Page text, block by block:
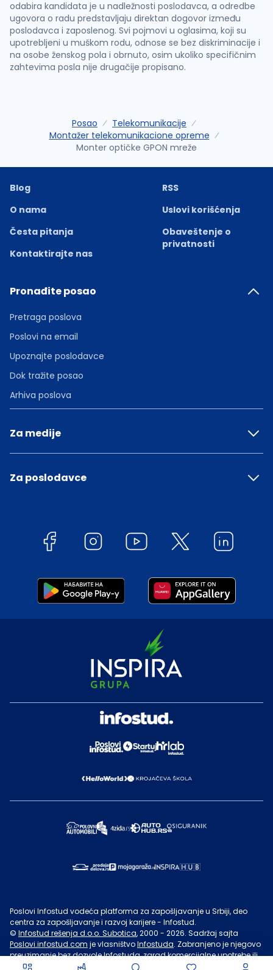
odabira kandidata je u nadležnosti poslodavca, a odredbe
ugovora o radu predstavljaju direktan dogovor između
poslodavca i zaposlenog. Svi pojmovi u oglasima, koji su
upotrebljeni u muškom rodu, odnose se bez diskriminacije i
na osobe ženskog pola i obrnuto, osim ukoliko specifičnim
zahtevima posla nije drugačije propisano.
Posao
Telekomunikacije
Montažer telekomunikacione opreme
Monter optičke GPON mreže
Blog
O nama
Česta pitanja
Kontaktirajte nas
RSS
Uslovi korišćenja
Obaveštenje o
privatnosti
Pronađite posao
Pretraga poslova
Poslovi na email
Upoznajte poslodavce
Dok tražite posao
Arhiva poslova
Za medije
Za poslodavce
Poslovi Infostud vodeća platforma za zapošljavanje u Srbiji, deo
centra za zapošljavanje i razvoj karijere - Infostud.
© Infostud rešenja d.o.o. Subotica, 2000 - 2026. Sadržaj sajta
Poslovi.infostud.com je vlasništvoInfostuda. Zabranjeno je njegovo
preuzimanje bez dozvoleInfostuda, zarad komercijalne upotrebe ili
u druge svrhe, osim za lične potrebe posetilaca sajta.